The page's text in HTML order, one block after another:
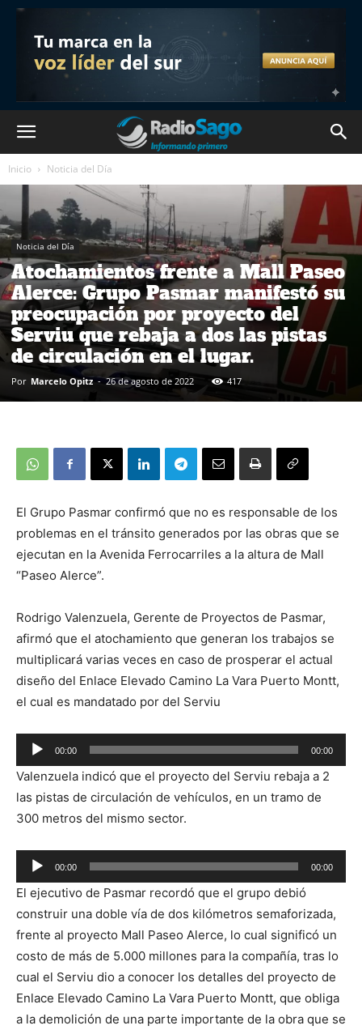
Inicio Noticia del Día
Noticia del Día
Atochamientos frente a Mall Paseo
Alerce: Grupo Pasmar manifestó su
preocupación por proyecto del
Serviu que rebaja a dos las pistas
de circulación en el lugar.
Por Marcelo Opitz - 26 de agosto de 2022 417
El Grupo Pasmar confirmó que no es responsable de los
problemas en el tránsito generados por las obras que se
ejecutan en la Avenida Ferrocarriles a la altura de Mall
“Paseo Alerce”.
Rodrigo Valenzuela, Gerente de Proyectos de Pasmar,
afirmó que el atochamiento que generan los trabajos se
multiplicará varias veces en caso de prosperar el actual
diseño del Enlace Elevado Camino La Vara Puerto Montt,
el cual es mandatado por del Serviu
Reproductor
de
audio
00:00 00:00
Valenzuela indicó que el proyecto del Serviu rebaja a 2
las pistas de circulación de vehículos, en un tramo de
300 metros del mismo sector.
Reproductor
de
audio
00:00 00:00
El ejecutivo de Pasmar recordó que el grupo debió
construir una doble vía de dos kilómetros semaforizada,
frente al proyecto Mall Paseo Alerce, lo cual significó un
costo de más de 5.000 millones para la compañía, tras lo
cual el Serviu dio a conocer los detalles del proyecto de
Enlace Elevado Camino La Vara Puerto Montt, que obliga
a la demolición de una parte importante de la obra que se